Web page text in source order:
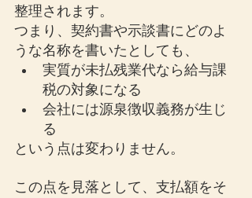
整理されます。
つまり、契約書や示談書にどのよ
うな名称を書いたとしても、
実質が未払残業代なら給与課
税の対象になる
会社には源泉徴収義務が生じ
る
という点は変わりません。
この点を見落として、支払額をそ